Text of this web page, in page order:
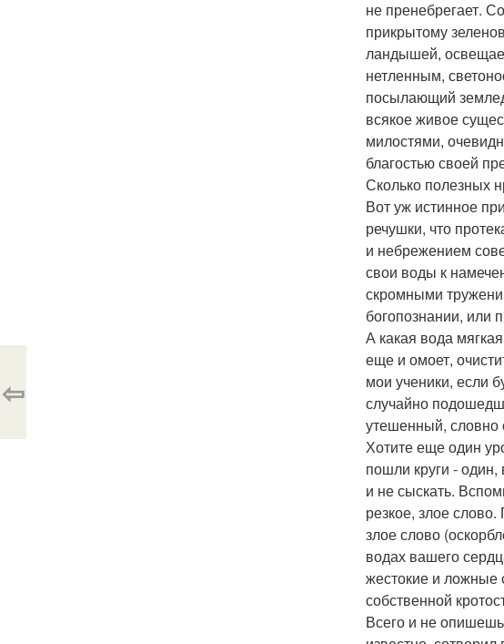
не пренебрегает.
прикрытому
ландышей,
нетленным,
посылающий
всякое живое
милостями,
благостью своей
Сколько полезных
Вот уж истинное
речушки, что
и небрежением
свои воды к
скромными
богопознании, или
А какая вода
еще и омоет,
мои ученики, если
случайно
утешенный, словно
Хотите еще один
пошли круги - один,
и не сыскать.
резкое, злое
злое слово
водах вашего
жестокие и ложные
собственной
Всего и не
⇦